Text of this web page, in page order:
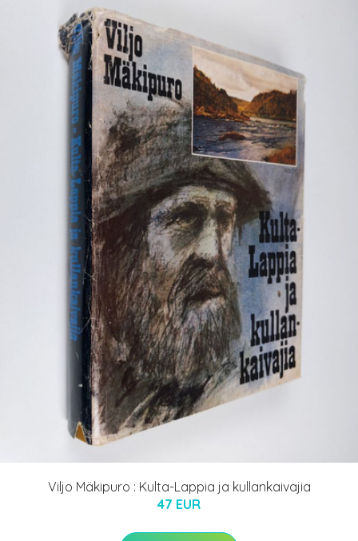
Viljo Mäkipuro : Kulta-Lappia ja kullankaivajia
47 EUR